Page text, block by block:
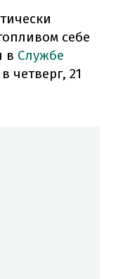
себе
в Службе
в четверг, 21